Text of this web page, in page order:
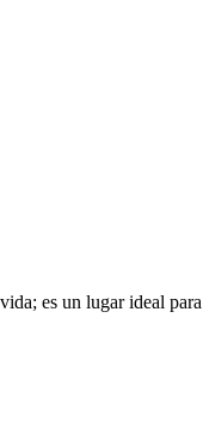
es un lugar ideal